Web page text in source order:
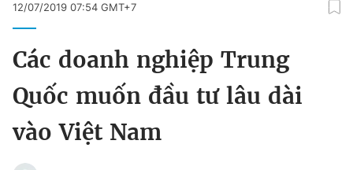
Chuyên mục khác
Chào ngày mới
Đổi mật khẩu
Tin đã lưu
Tin đã xem
12/07/2019 07:54 GMT+7
Các doanh nghiệp Trung
Quốc muốn đầu tư lâu dài
vào Việt Nam